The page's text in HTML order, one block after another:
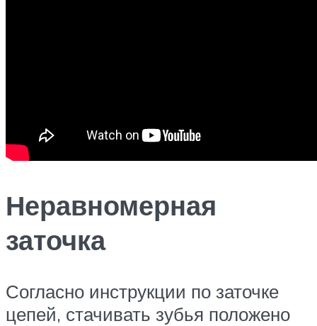
Неравномерная
заточка
Согласно инструкции по заточке
цепей, стачивать зубья положено